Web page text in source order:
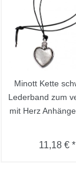
Minott Kette
Lederband zum
mit Herz
11,18 € *